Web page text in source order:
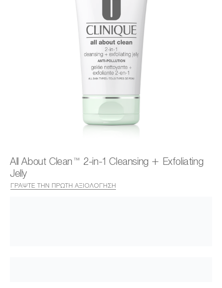
All About Clean™ 2-in-1 Cleansing + Exfoliating
Jelly
ΓΡΆΨΤΕ ΤΗΝ ΠΡΏΤΗ ΑΞΙΟΛΌΓΗΣΗ